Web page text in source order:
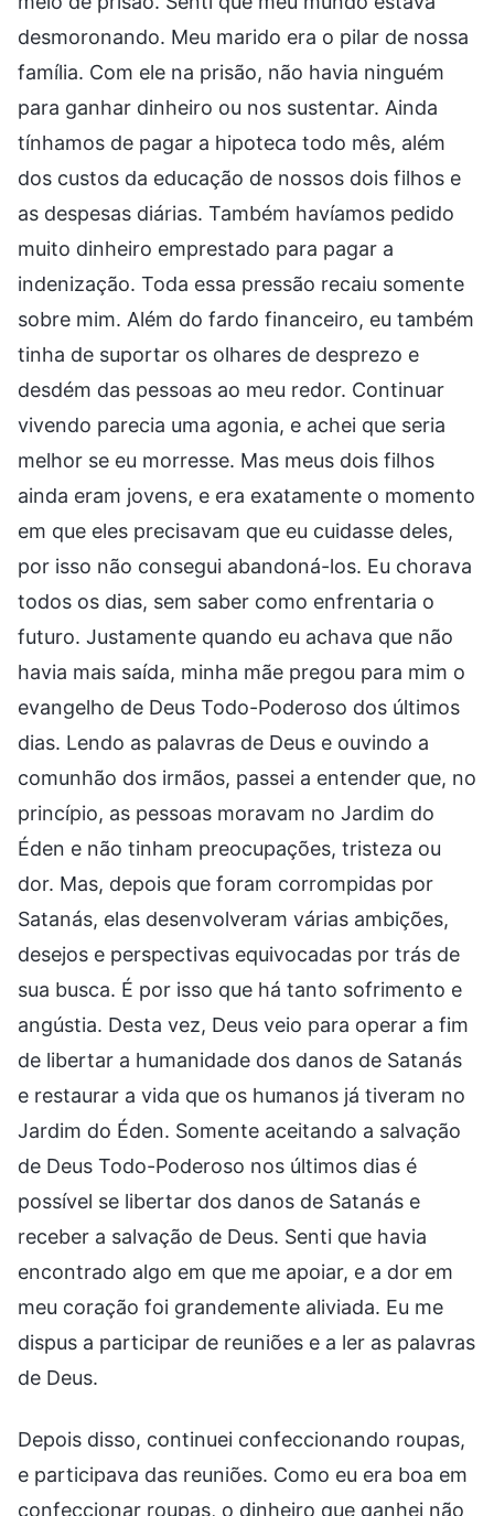
desmoronando. Meu marido era o pilar de nossa
família. Com ele na prisão, não havia ninguém
para ganhar dinheiro ou nos sustentar. Ainda
tínhamos de pagar a hipoteca todo mês, além
dos custos da educação de nossos dois filhos e
as despesas diárias. Também havíamos pedido
muito dinheiro emprestado para pagar a
indenização. Toda essa pressão recaiu somente
sobre mim. Além do fardo financeiro, eu também
tinha de suportar os olhares de desprezo e
desdém das pessoas ao meu redor. Continuar
vivendo parecia uma agonia, e achei que seria
melhor se eu morresse. Mas meus dois filhos
ainda eram jovens, e era exatamente o momento
em que eles precisavam que eu cuidasse deles,
por isso não consegui abandoná-los. Eu chorava
todos os dias, sem saber como enfrentaria o
futuro. Justamente quando eu achava que não
havia mais saída, minha mãe pregou para mim o
evangelho de Deus Todo-Poderoso dos últimos
dias. Lendo as palavras de Deus e ouvindo a
comunhão dos irmãos, passei a entender que, no
princípio, as pessoas moravam no Jardim do
Éden e não tinham preocupações, tristeza ou
dor. Mas, depois que foram corrompidas por
Satanás, elas desenvolveram várias ambições,
desejos e perspectivas equivocadas por trás de
sua busca. É por isso que há tanto sofrimento e
angústia. Desta vez, Deus veio para operar a fim
de libertar a humanidade dos danos de Satanás
e restaurar a vida que os humanos já tiveram no
Jardim do Éden. Somente aceitando a salvação
de Deus Todo-Poderoso nos últimos dias é
possível se libertar dos danos de Satanás e
receber a salvação de Deus. Senti que havia
encontrado algo em que me apoiar, e a dor em
meu coração foi grandemente aliviada. Eu me
dispus a participar de reuniões e a ler as palavras
de Deus.
Depois disso, continuei confeccionando roupas,
e participava das reuniões. Como eu era boa em
confeccionar roupas, o dinheiro que ganhei não